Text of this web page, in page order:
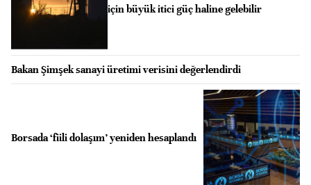
için büyük itici güç haline gelebilir
Bakan Şimşek sanayi üretimi verisini değerlendirdi
Borsada ‘fiili dolaşım’ yeniden hesaplandı